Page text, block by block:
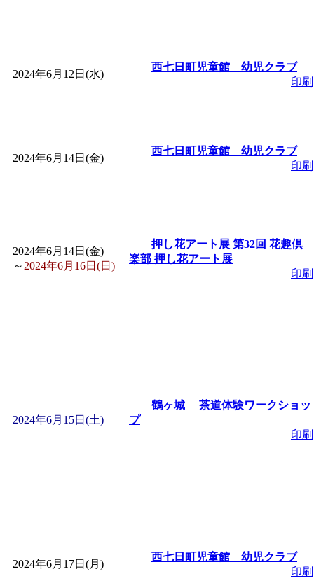
間：2026/08/10～
みなづる号乗車体
「堂島地区歴史ウオ
「みなづる号乗車体
de 健康づくり」
」
みなづる号乗車体
de 健康づくり」
」
2024年6月12日(水)
西七日町児童館 幼児クラブ
印刷
2024年6月14日(金)
西七日町児童館 幼児クラブ
印刷
2024年6月14日(金)
～ 2024年6月16日(日)
押し花アート展 第32回 花趣倶
楽部 押し花アート展
印刷
2024年6月15日(土)
鶴ヶ城 茶道体験ワークショッ
プ
印刷
2024年6月17日(月)
西七日町児童館 幼児クラブ
印刷